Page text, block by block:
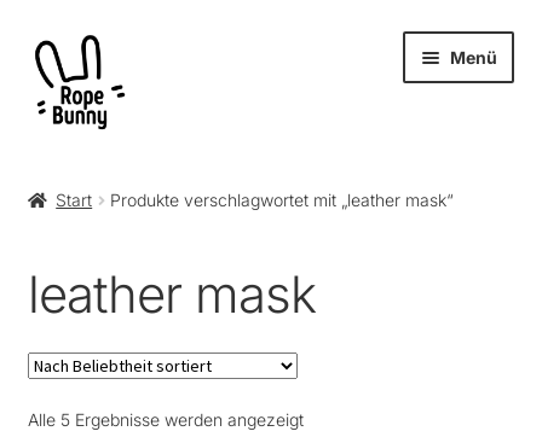
Zur
Navigation
springen
Zum
Inhalt
springen
Menü
Museum
Journal
Archiv
Start Produkte verschlagwortet mit „leather mask“
leather mask
Alle 5 Ergebnisse werden angezeigtNach